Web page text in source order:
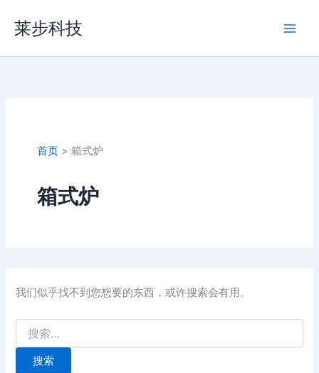
容
莱步科技
首页 箱式炉
箱式炉
我们似乎找不到您想要的东西，或许搜索会有用。
索：